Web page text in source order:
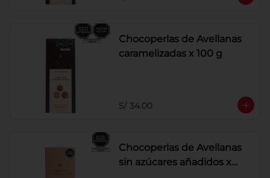
Chocoperlas de Avellanas
caramelizadas x 100 g
S/ 34.00
Chocoperlas de Avellanas
sin azúcares añadidos x